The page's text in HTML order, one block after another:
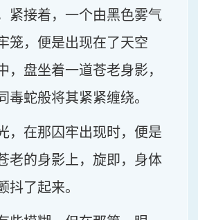
紧接着，一个由黑色雾气
笼，便是出现在了天空
，盘坐着一道苍老身影，
毒蛇般将其紧紧缠绕。
，在那囚牢出现时，便是
老的身影上，旋即，身体
抖了起来。